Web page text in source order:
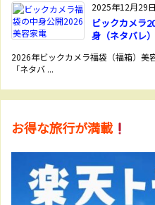
2025年12月29日
ビックカメラ
身（ネタバレ
2026年ビックカメラ福袋（福箱）美
「ネタバ ...
お得な旅行が満載